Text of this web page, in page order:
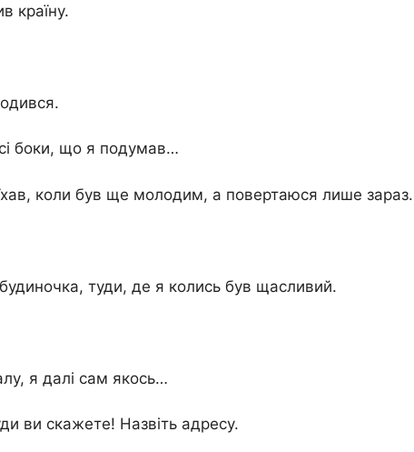
країну.
боки, що я подумав…
коли був ще молодим, а повертаюся лише зараз.
туди, де я колись був щасливий.
я далі сам якось…
ви скажете! Назвіть адресу.